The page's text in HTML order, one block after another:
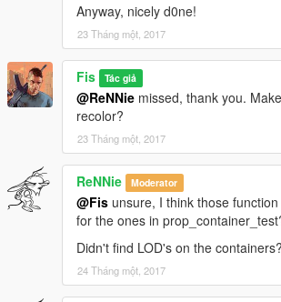
Anyway, nicely d0ne!
23 Tháng một, 2017
Fis Tác giả
@ReNNie missed, thank you.
recolor?
23 Tháng một, 2017
ReNNie Moderator
@Fis unsure, I think those
for the ones in
Didn't find LOD's on the containers?
24 Tháng một, 2017